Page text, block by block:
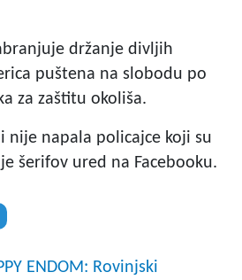
držanje divljih
puštena na slobodu po
za zaštitu okoliša.
nije napala policajce koji su
šerifov ured na Facebooku.
ENDOM: Rovinjski